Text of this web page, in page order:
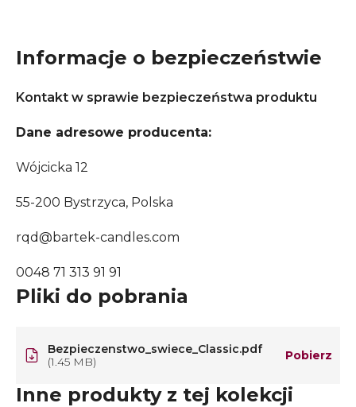
Informacje o bezpieczeństwie
Kontakt w sprawie bezpieczeństwa produktu
Dane adresowe producenta:
Wójcicka 12
55-200 Bystrzyca, Polska
rqd@bartek-candles.com
0048 71 313 91 91
Pliki do pobrania
Bezpieczenstwo_swiece_Classic.pdf
(1.45 MB)
Pobierz
Inne produkty z tej kolekcji